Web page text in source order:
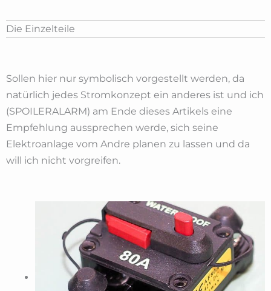
Die Einzelteile
Sollen hier nur symbolisch vorgestellt werden, da
natürlich jedes Stromkonzept ein anderes ist und ich
(SPOILERALARM) am Ende dieses Artikels eine
Empfehlung aussprechen werde, sich seine
Elektroanlage vom Andre planen zu lassen und da
will ich nicht vorgreifen.